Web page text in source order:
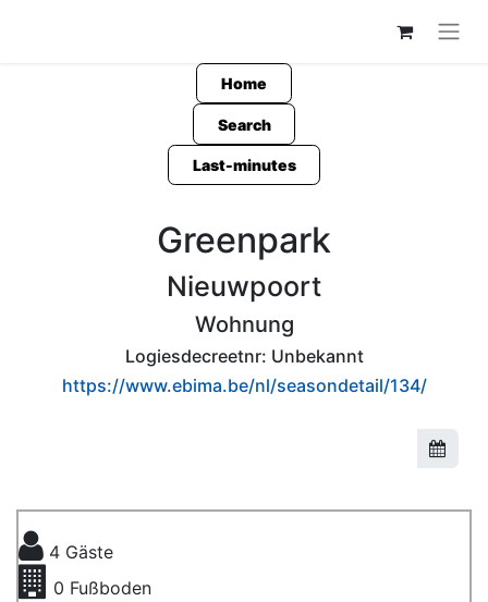
Home
Search
Last-minutes
Greenpark
Nieuwpoort
Wohnung
Logiesdecreetnr: Unbekannt
https://www.ebima.be/nl/seasondetail/134/
4 Gäste
0 Fußboden